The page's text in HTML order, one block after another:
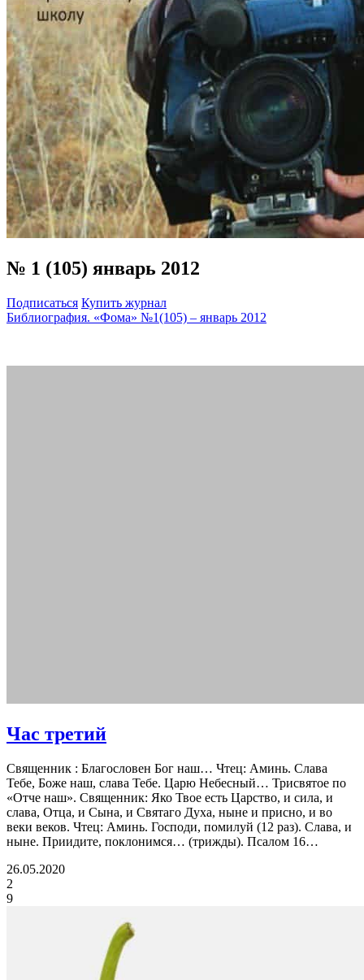
№ 1 (105) январь 2012
Подписаться Купить журнал
Библиография. «Фома» №1(105) – январь 2012
Час третий
Священник : Благословен Бог наш… Чтец: Аминь. Слава
Тебе, Боже наш, слава Тебе. Царю Небесный… Трисвятое по
«Отче наш». Священник: Яко Твое есть Царство, и сила, и
слава, Отца, и Сына, и Святаго Духа, ныне и присно, и во
веки веков. Чтец: Аминь. Господи, помилуй (12 раз). Слава, и
ныне. Приидите, поклонимся… (трижды). Псалом 16…
26.05.2020
2
9